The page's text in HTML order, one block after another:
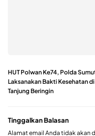
HUT Polwan Ke74, Polda
Laksanakan Bakti Kesehatan di
Tanjung Beringin
Tinggalkan Balasan
Alamat email Anda tidak akan